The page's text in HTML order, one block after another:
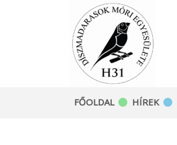
FŐOLDAL HÍREK